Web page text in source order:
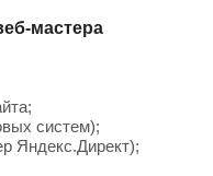
систем);
Яндекс.Директ);